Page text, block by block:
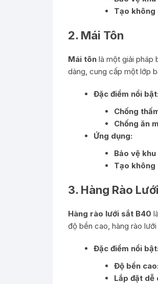
Tạo không
2. Mái Tôn
Mái tôn là một giải pháp
dàng, cung cấp một lớp
Đặc điểm nổi bật:
Chống
Chống ăn
Ứng dụng:
Bảo vệ
Tạo không
3. Hàng Rào
Hàng rào lưới sắt B40
độ bền cao, hàng rào
Đặc điểm nổi bật:
Độ bền cao:
Lắp đặt dễ